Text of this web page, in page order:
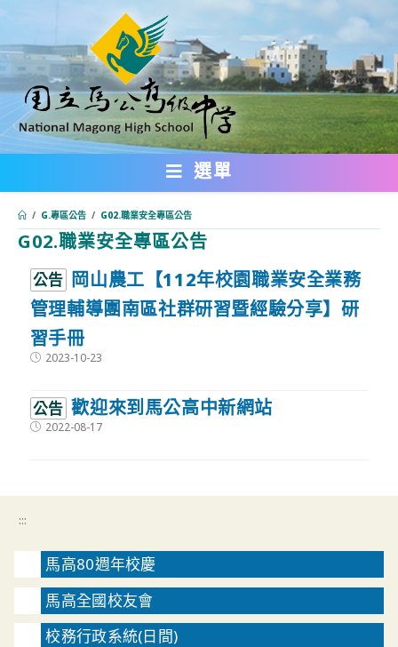
轉
主
要
內
選單
G02.職業安全專區公告
/ G.專區公告 / G02.職業安全專區公告
公告 岡山農工【112年校園職業安全業務
管理輔導團南區社群研習暨經驗分享】研
習手冊
Post2023-10-23
公告 歡迎來到馬公高中新網站
Post2022-08-17
:::
馬高80週年校慶
馬高全國校友會
校務行政系統(日間)